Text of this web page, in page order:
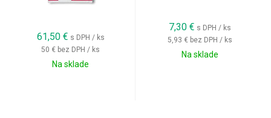
61,50 € s DPH / ks
50 € bez DPH / ks
Na sklade
7,30 € s DPH / ks
5,93 € bez DPH / ks
Na sklade